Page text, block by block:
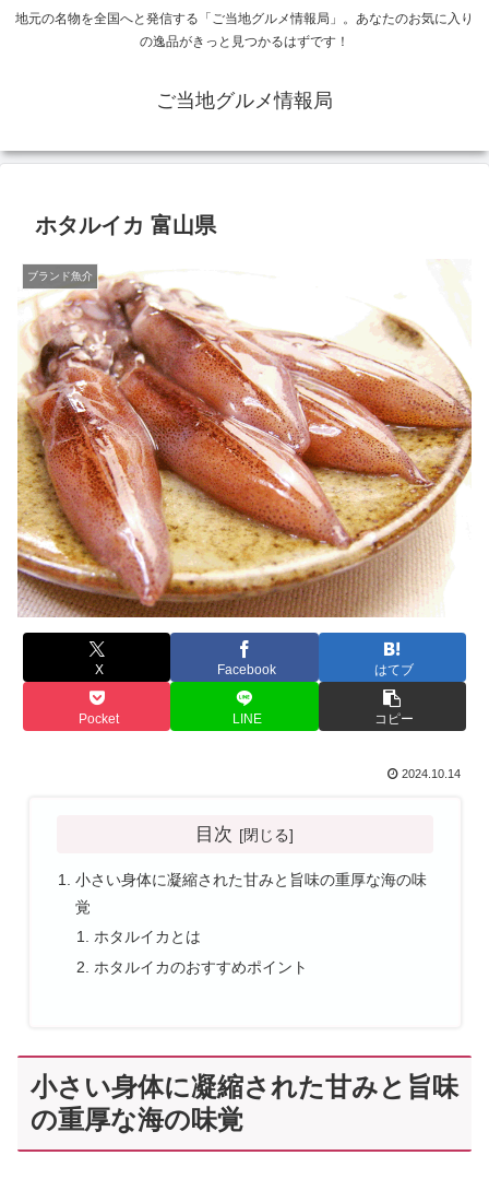
地元の名物を全国へと発信する「ご当地グルメ情報局」。あなたのお気に入り
の逸品がきっと見つかるはずです！
ご当地グルメ情報局
ホタルイカ 富山県
ブランド魚介
X Facebook はてブ
Pocket LINE コピー
2024.10.14
目次
小さい身体に凝縮された甘みと旨味の重厚な海の味
覚
ホタルイカとは
ホタルイカのおすすめポイント
小さい身体に凝縮された甘みと旨味
の重厚な海の味覚